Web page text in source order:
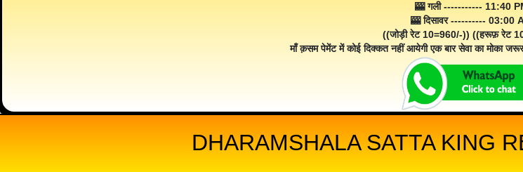
🎰 गली ----------- 11:40
🎰 दिसावर ---------- 03:00
((जोड़ी रेट 10=960/-)) ((हरूफ़ रेट
माँ क़सम पेमेंट में कोई दिक्कत नहीं आयेगी एक बार सेवा का मोका
DHARAMSHALA SATTA KING